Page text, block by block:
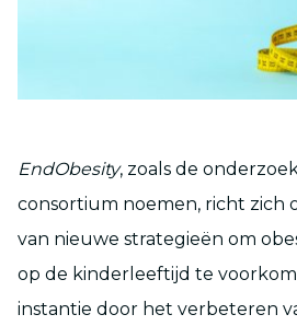
EndObesity, zoals de
consortium noemen, richt zich
van nieuwe strategieën om
op de kinderleeftijd te
instantie door het verbeteren